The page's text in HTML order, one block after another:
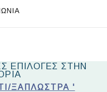
ΕΠΙΛΟΓΕΣ ΣΤΗΝ
ΞΑΠΛΏΣΤΡΑ '